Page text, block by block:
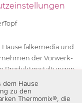
falkemedia und
der Vorwerk-
Produktgestaltungen
der Unternehmen
die Zeichen TM5®,
dem Hause
zu den
Thermomix®, die